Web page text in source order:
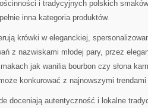
i tradycyjnych polskich
inna kategoria produktów.
krówki w eleganckiej,
z nazwiskami młodej pary, przez
jak wanilia bourbon czy słona
konkurować z najnowszymi
doceniają autentyczność i lokalne